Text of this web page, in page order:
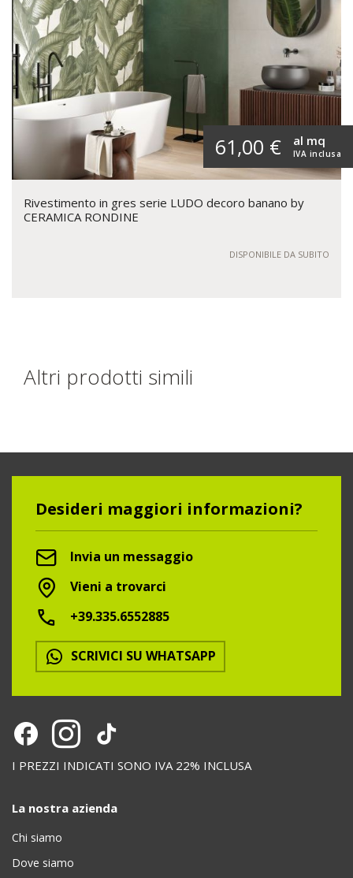
61,00 € IVA inclusa
al mq
Rivestimento in gres serie LUDO decoro banano by
CERAMICA RONDINE
DISPONIBILE DA SUBITO
Altri prodotti simili
Desideri maggiori informazioni?
Invia un messaggio
Vieni a trovarci
+39.335.6552885
SCRIVICI SU WHATSAPP
I PREZZI INDICATI SONO IVA 22% INCLUSA
La nostra azienda
Chi siamo
Dove siamo